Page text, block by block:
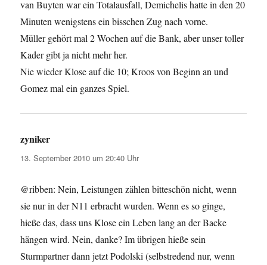
van Buyten war ein Totalausfall, Demichelis hatte in den 20
Minuten wenigstens ein bisschen Zug nach vorne.
Müller gehört mal 2 Wochen auf die Bank, aber unser toller
Kader gibt ja nicht mehr her.
Nie wieder Klose auf die 10; Kroos von Beginn an und
Gomez mal ein ganzes Spiel.
zyniker
13. September 2010 um 20:40 Uhr
@ribben: Nein, Leistungen zählen bitteschön nicht, wenn
sie nur in der N11 erbracht wurden. Wenn es so ginge,
hieße das, dass uns Klose ein Leben lang an der Backe
hängen wird. Nein, danke? Im übrigen hieße sein
Sturmpartner dann jetzt Podolski (selbstredend nur, wenn